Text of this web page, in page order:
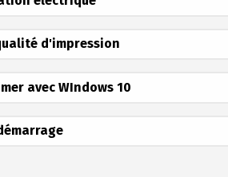
d'impression
avec WIndows 10